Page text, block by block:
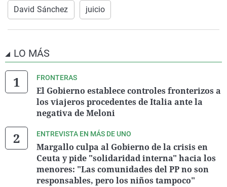
David Sánchez juicio
LO MÁS
FRONTERAS
El Gobierno establece controles fronterizos a
los viajeros procedentes de Italia ante la
negativa de Meloni
ENTREVISTA EN MÁS DE UNO
Margallo culpa al Gobierno de la crisis en
Ceuta y pide "solidaridad interna" hacia los
menores: "Las comunidades del PP no son
responsables, pero los niños tampoco"